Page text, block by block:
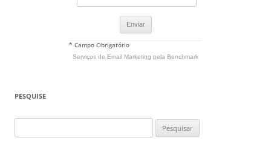
* Campo Obrigatório
Serviços de Email Marketing pela Benchmark
PESQUISE
por: